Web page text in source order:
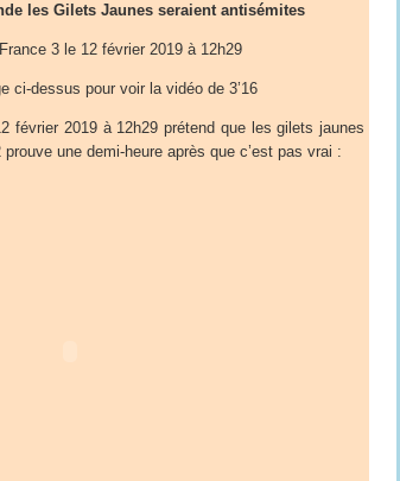
les Gilets Jaunes seraient antisémites
3 le 12 février 2019 à 12h29
ci-dessus pour voir la vidéo de 3’16
février 2019 à 12h29 prétend que les gilets jaunes
une demi-heure après que c’est pas vrai :